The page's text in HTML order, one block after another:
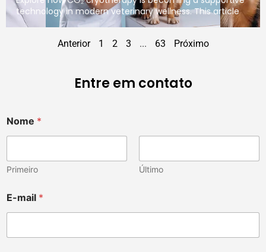
technology in modern veterinary wellness. This article
Anterior 1 2 3 ... 63 Próximo
Entre em contato
Nome *
Primeiro Último
E-mail *